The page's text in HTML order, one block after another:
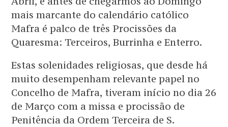
mais marcante do calendário católico
Mafra é palco de três Procissões da
Quaresma: Terceiros, Burrinha e Enterro.
Estas solenidades religiosas, que desde há
muito desempenham relevante papel no
Concelho de Mafra, tiveram início no dia 26
de Março com a missa e procissão de
Penitência da Ordem Terceira de S.